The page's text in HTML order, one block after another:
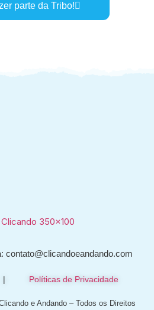
parte da Tribo!
contato@clicandoeandando.com
Políticas de Privacidade
e Andando – Todos os Direitos